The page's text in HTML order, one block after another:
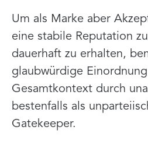
Um als Marke aber
eine stabile Reputation
dauerhaft zu erhalten,
glaubwürdige
Gesamtkontext durch
bestenfalls als
Gatekeeper.